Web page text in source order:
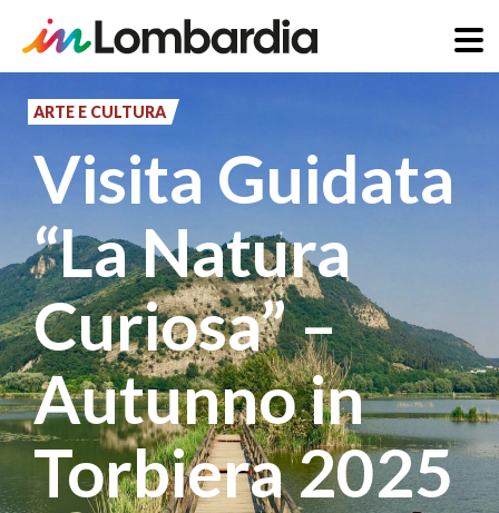
principale
ARTE E CULTURA
Visita Guidata
“La Natura
Curiosa” –
Autunno in
Torbiera 2025